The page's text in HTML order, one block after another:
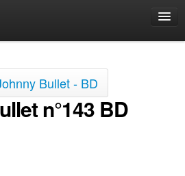
de Wally Wood
Bullet - BD
n°143 BD